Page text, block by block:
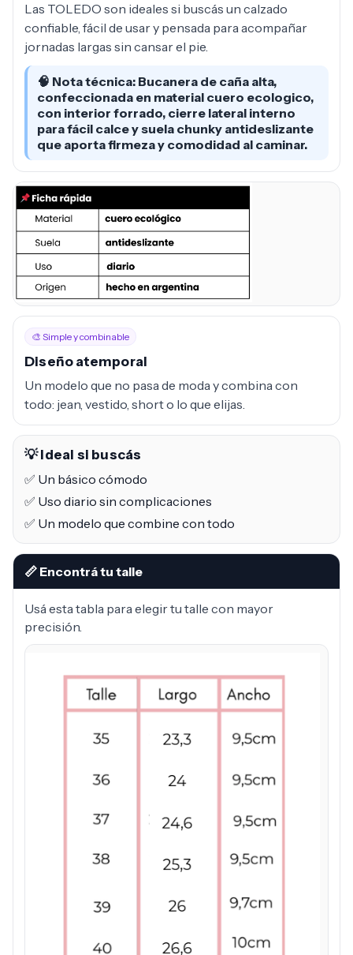
Las TOLEDO son ideales si buscás un calzado
confiable, fácil de usar y pensada para acompañar
jornadas largas sin cansar el pie.
🧠 Nota técnica: Bucanera de caña alta,
confeccionada en material cuero ecologico,
con interior forrado, cierre lateral interno
para fácil calce y suela chunky antideslizante
que aporta firmeza y comodidad al caminar.
🎨 Simple y combinable
Diseño atemporal
Un modelo que no pasa de moda y combina con
todo: jean, vestido, short o lo que elijas.
💡 Ideal si buscás
✅ Un básico cómodo
✅ Uso diario sin complicaciones
✅ Un modelo que combine con todo
📏 Encontrá tu talle
Usá esta tabla para elegir tu talle con mayor
precisión.